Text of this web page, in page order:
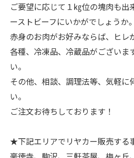
ご要望に応じて１㎏位の塊肉も出
ーストビーフにいかがでしょうか。
赤身のお肉がお好みならば、ヒレ
各種、冷凍品、冷蔵品がございま
い。
その他、相談、調理法等、気軽に
い。
ご注文お待ちしております！
★下記エリアでリヤカー販売する